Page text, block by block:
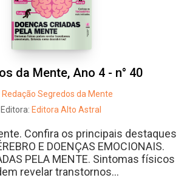
da Mente, Ano 4 - n° 40
Redação Segredos da Mente
Editora: Editora Alto Astral
Confira os principais destaques
E DOENÇAS EMOCIONAIS.
PELA MENTE. Sintomas físicos
revelar transtornos...
Facebook Twitter